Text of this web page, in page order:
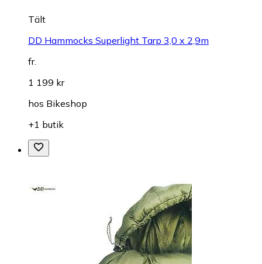
Tält
DD Hammocks Superlight Tarp 3,0 x 2,9m
fr.
1 199 kr
hos Bikeshop
+1 butik